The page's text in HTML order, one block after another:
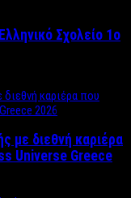
Σχολείo 1ο
με διεθνή καριέρα
Universe Greece